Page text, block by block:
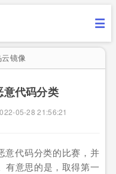
镜像
意代码分类
05-28 21:56:21
意代码分类的比赛，并
有意思的是，取得第一